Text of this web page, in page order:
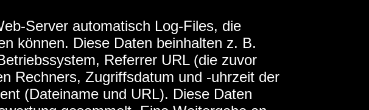
Server automatisch Log-Files, die
können. Diese Daten beinhalten z. B.
Referrer URL (die zuvor
Rechners, Zugriffsdatum und -uhrzeit der
(Dateiname und URL). Diese Daten